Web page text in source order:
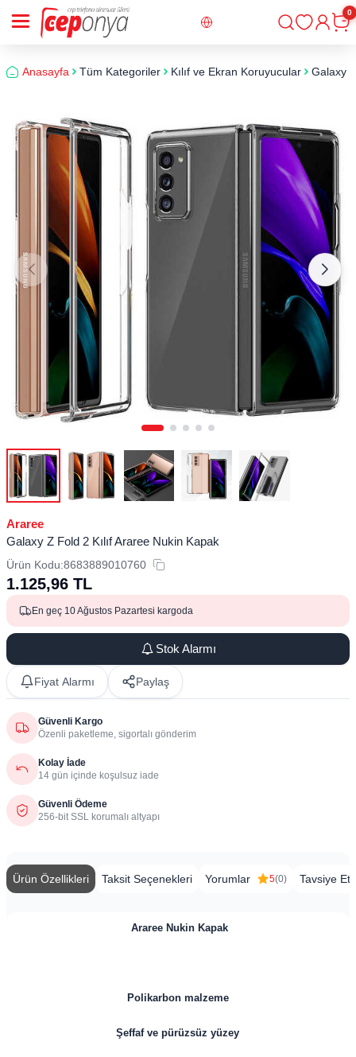
Giriş
0
Anasayfa Tüm Kategoriler Kılıf ve Ekran Koruyucular Galaxy
Araree
Galaxy Z Fold 2 Kılıf Araree Nukin Kapak
Ürün Kodu:8683889010760
1.125,96 TL
En geç 10 Ağustos Pazartesi kargoda
Stok Alarmı
Fiyat Alarmı Paylaş
Güvenli Kargo
Özenli paketleme, sigortalı gönderim
Kolay İade
14 gün içinde koşulsuz iade
Güvenli Ödeme
256-bit SSL korumalı altyapı
Ürün Özellikleri Taksit Seçenekleri Yorumlar 5(0) Tavsiye Et
Araree Nukin Kapak
Polikarbon malzeme
Şeffaf ve pürüzsüz yüzey